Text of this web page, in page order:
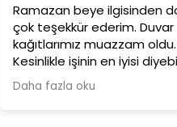
dolayı
Duvar
oldu.
diyebilirim.
Ürünler
Güler